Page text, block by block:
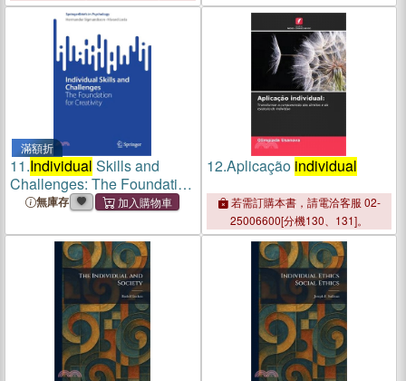
滿額折
11.Individual Skills and
Challenges: The Foundation
for Creativity
無庫存
12.Aplicação individual
若需訂購本書，請電洽客服 02-
25006600[分機130、131]。